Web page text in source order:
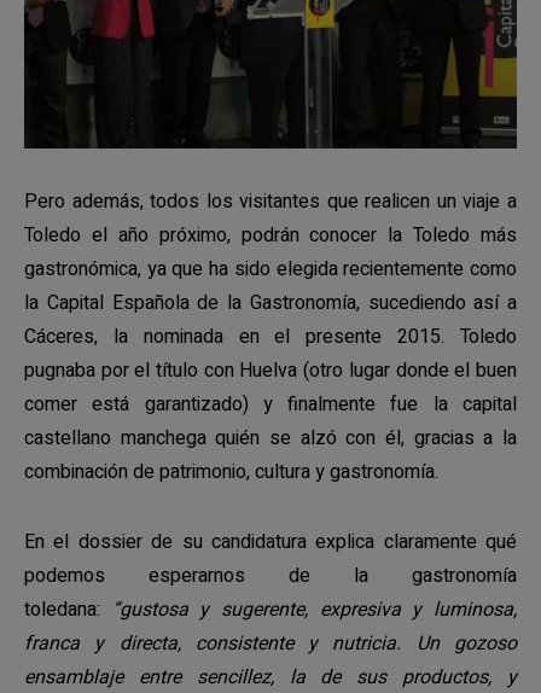
Pero además, todos los visitantes que realicen un viaje a
Toledo el año próximo, podrán conocer la Toledo más
gastronómica, ya que ha sido elegida recientemente como
la Capital Española de la Gastronomía, sucediendo así a
Cáceres, la nominada en el presente 2015. Toledo
pugnaba por el título con Huelva (otro lugar donde el buen
comer está garantizado) y finalmente fue la capital
castellano manchega quién se alzó con él, gracias a la
combinación de patrimonio, cultura y gastronomía.
En el dossier de su candidatura explica claramente qué
podemos esperarnos de la gastronomía
toledana: “gustosa y sugerente, expresiva y luminosa,
franca y directa, consistente y nutricia. Un gozoso
ensamblaje entre sencillez, la de sus productos, y